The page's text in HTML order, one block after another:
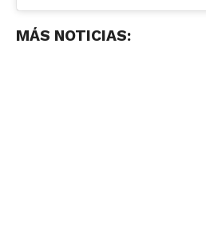
MÁS NOTICIAS: